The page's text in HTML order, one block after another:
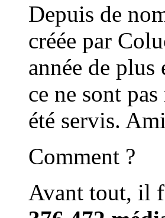
Depuis de
créée par
année de plus
ce ne sont
été servis.
Comment ?
Avant tout, il